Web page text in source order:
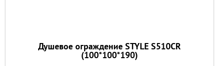
Душевое ограждение STYLE S510CR
(100*100*190)